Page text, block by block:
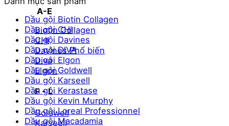
A-E
Biotin Collagen
CHI
Davines
Diva
Elgon
F - L
Goldwell
Karseell
Dầu gội Biotin Collagen
Dầu gội CHI
Dầu gội Davines
Dầu gội DIVA
Dầu gội Elgon
Dầu gội Goldwell
Dầu gội Karseell
Dầu gội Kerastase
Dầu gội Kevin Murphy
Dầu gội Loreal Professionnel
Dầu gội Macadamia